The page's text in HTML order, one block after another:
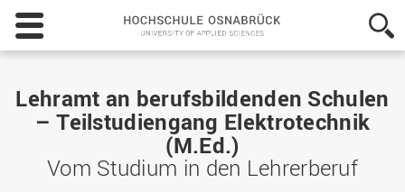
Hochschule
Osnabrück
-
of
Applied
Sciences
Lehramt an berufsbildenden Schulen
– Teilstudiengang Elektrotechnik
(M.Ed.)
Vom Studium in den Lehrerberuf